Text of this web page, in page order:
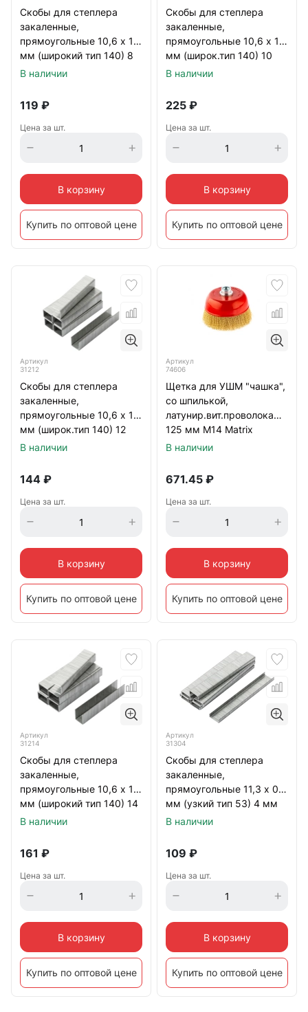
Скобы для степлера
закаленные,
прямоугольные 10,6 х 1,2
мм (широкий тип 140) 8
мм 500 шт
В наличии
119 ₽
Цена за шт.
В корзину
Купить по оптовой цене
Скобы для степлера
закаленные,
прямоугольные 10,6 х 1,2
мм (широк.тип 140) 10
мм 500 шт.
В наличии
225 ₽
Цена за шт.
В корзину
Купить по оптовой цене
Артикул
31212
Скобы для степлера
закаленные,
прямоугольные 10,6 х 1,2
мм (широк.тип 140) 12
мм 500 шт
В наличии
144 ₽
Цена за шт.
В корзину
Купить по оптовой цене
Артикул
74606
Щетка для УШМ "чашка",
со шпилькой,
латунир.вит.проволока
125 мм М14 Matrix
В наличии
671.45 ₽
Цена за шт.
В корзину
Купить по оптовой цене
Артикул
31214
Скобы для степлера
закаленные,
прямоугольные 10,6 х 1,2
мм (широкий тип 140) 14
мм 500 шт
В наличии
161 ₽
Цена за шт.
В корзину
Купить по оптовой цене
Артикул
31304
Скобы для степлера
закаленные,
прямоугольные 11,3 х 0,7
мм (узкий тип 53) 4 мм
1000 шт
В наличии
109 ₽
Цена за шт.
В корзину
Купить по оптовой цене